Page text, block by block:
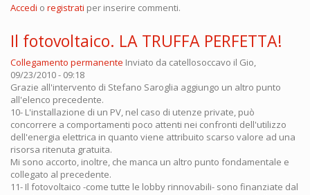
Accedi o registrati per inserire commenti.
Il fotovoltaico. LA TRUFFA PERFETTA!
Collegamento permanente Inviato da catellosoccavo il Gio,
09/23/2010 - 09:18
Grazie all'intervento di Stefano Saroglia aggiungo un altro punto
all'elenco precedente.
10- L'installazione di un PV, nel caso di utenze private, può
concorrere a comportamenti poco attenti nei confronti dell'utilizzo
dell'energia elettrica in quanto viene attribuito scarso valore ad una
risorsa ritenuta gratuita.
Mi sono accorto, inoltre, che manca un altro punto fondamentale e
collegato al precedente.
11- Il fotovoltaico -come tutte le lobby rinnovabili- sono finanziate dal